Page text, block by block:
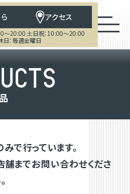
アクセス
～20:00 土日祝：10:00～20:00
日：毎週金曜日
UCTS
品
で行っています。
までお問い合わせくださ